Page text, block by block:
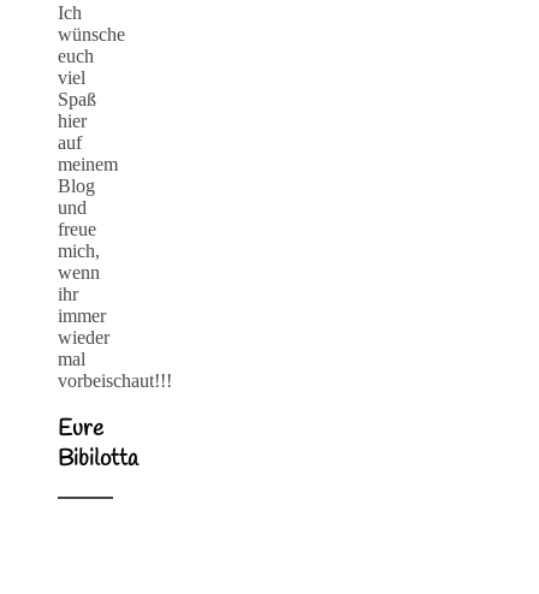
Ich
wünsche
euch
viel
Spaß
hier
auf
meinem
Blog
und
freue
mich,
wenn
ihr
immer
wieder
mal
vorbeischaut!!!
Eure
Bibilotta